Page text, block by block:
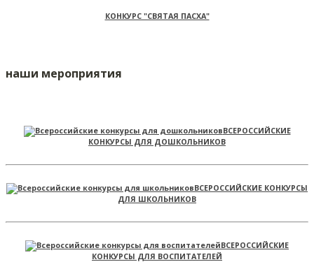
КОНКУРС "СВЯТАЯ ПАСХА"
наши мероприятия
ВСЕРОССИЙСКИЕ
КОНКУРСЫ ДЛЯ ДОШКОЛЬНИКОВ
ВСЕРОССИЙСКИЕ КОНКУРСЫ
ДЛЯ ШКОЛЬНИКОВ
ВСЕРОССИЙСКИЕ
КОНКУРСЫ ДЛЯ ВОСПИТАТЕЛЕЙ